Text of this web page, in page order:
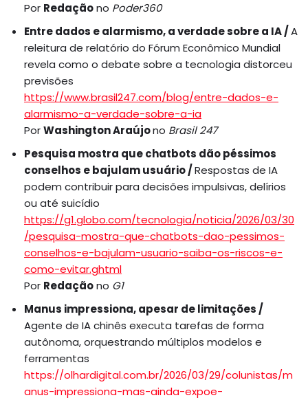
Por Redaçãono Poder360
Entre dados e alarmismo, a verdade sobre a IA /A
releitura de relatório do Fórum Econômico Mundial
revela como o debate sobre a tecnologia distorceu
previsões
https://www.brasil247.com/blog/entre-dados-e-
alarmismo-a-verdade-sobre-a-ia
PorWashington Araújono Brasil 247
Pesquisa mostra que chatbots dão péssimos
conselhos e bajulam usuário /Respostas de IA
podem contribuir para decisões impulsivas, delírios
ou até suicídio
https://g1.globo.com/tecnologia/noticia/2026/03/30
/pesquisa-mostra-que-chatbots-dao-pessimos-
conselhos-e-bajulam-usuario-saiba-os-riscos-e-
como-evitar.ghtml
Por Redaçãono G1
Manus impressiona, apesar de limitações /
Agente de IA chinês executa tarefas de forma
autônoma, orquestrando múltiplos modelos e
ferramentas
https://olhardigital.com.br/2026/03/29/colunistas/m
anus-impressiona-mas-ainda-expoe-